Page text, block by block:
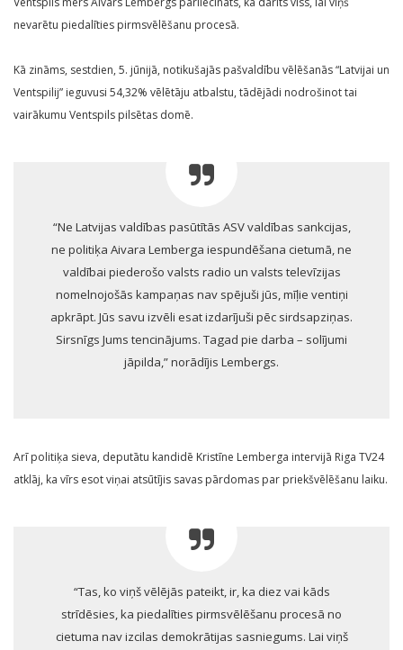
nevarētu piedalīties pirmsvēlēšanu procesā.
Kā zināms, sestdien, 5. jūnijā, notikušajās pašvaldību vēlēšanās “Latvijai un
Ventspilij” ieguvusi 54,32% vēlētāju atbalstu, tādējādi nodrošinot tai
vairākumu Ventspils pilsētas domē.
“Ne Latvijas valdības pasūtītās ASV valdības sankcijas,
ne politiķa Aivara Lemberga iespundēšana cietumā, ne
valdībai piederošo valsts radio un valsts televīzijas
nomelnojošās kampaņas nav spējuši jūs, mīļie ventiņi
apkrāpt. Jūs savu izvēli esat izdarījuši pēc sirdsapziņas.
Sirsnīgs Jums tencinājums. Tagad pie darba – solījumi
jāpilda,” norādījis Lembergs.
Arī politiķa sieva, deputātu kandidē Kristīne Lemberga intervijā Riga TV24
atklāj, ka vīrs esot viņai atsūtījis savas pārdomas par priekšvēlēšanu laiku.
“Tas, ko viņš vēlējās pateikt, ir, ka diez vai kāds
strīdēsies, ka piedalīties pirmsvēlēšanu procesā no
cietuma nav izcilas demokrātijas sasniegums. Lai viņš